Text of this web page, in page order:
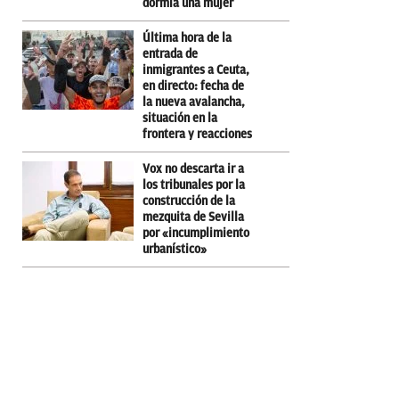
dormía una mujer
Última hora de la
entrada de
inmigrantes a Ceuta,
en directo: fecha de
la nueva avalancha,
situación en la
frontera y reacciones
Vox no descarta ir a
los tribunales por la
construcción de la
mezquita de Sevilla
por «incumplimiento
urbanístico»